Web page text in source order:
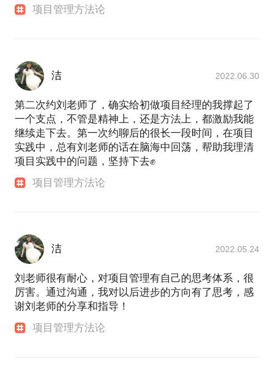
项目管理方法论
洁 2022.06.30
第二次约刘老师了，确实给初做项目经理的我撑起了
一个支点，不管是精神上，还是方法上，都激励我能
继续走下去。第一次约聊后的很长一段时间，在项目
实践中，总有刘老师的话在脑海中回荡，帮助我理清
项目实践中的问题，坚持下去✊
项目管理方法论
洁 2022.05.24
刘老师很有耐心，对项目管理有自己的思考体系，很
厉害。通过沟通，我对以后进步的方向有了思考，感
谢刘老师的分享和指导！
项目管理方法论